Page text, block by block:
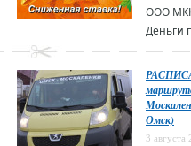
ООО
Деньги
Омск)
3 августа